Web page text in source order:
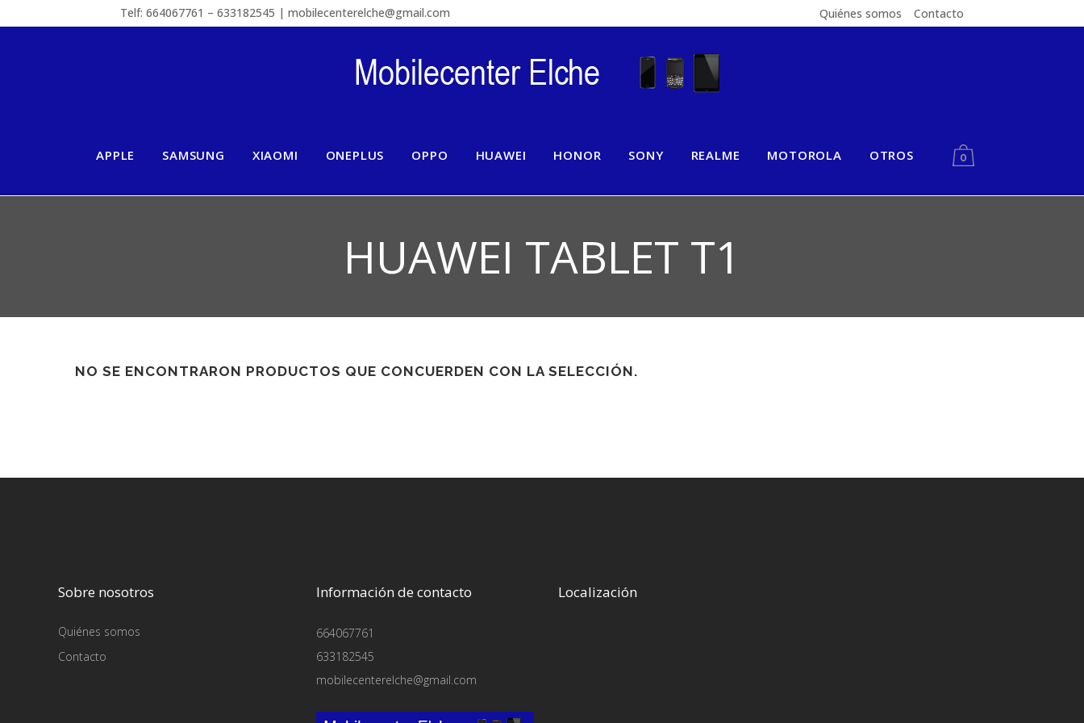
Telf: 664067761 – 633182545 | mobilecenterelche@gmail.com Quiénes somos Contacto
APPLE SAMSUNG XIAOMI ONEPLUS OPPO HUAWEI HONOR SONY REALME MOTOROLA OTROS 0
HUAWEI TABLET T1
NO SE ENCONTRARON PRODUCTOS QUE CONCUERDEN CON LA SELECCIÓN.
Sobre nosotros
Quiénes somos
Contacto
Información de contacto
664067761
633182545
mobilecenterelche@gmail.com
Localización